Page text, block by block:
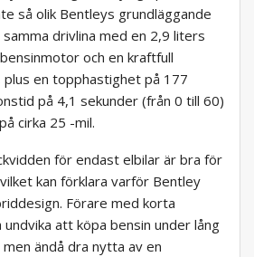
så olik Bentleys grundläggande
samma drivlina med en 2,9 liters
och en kraftfull
en topphastighet på 177
på 4,1 sekunder (från 0 till 60)
cirka 25 -mil.
för endast elbilar är bra för
kan förklara varför Bentley
Förare med korta
undvika att köpa bensin under lång
ändå dra nytta av en